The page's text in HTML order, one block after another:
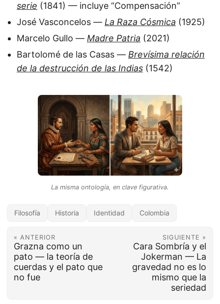
serie (1841) — incluye “Compensación”
José Vasconcelos — La Raza Cósmica (1925)
Marcelo Gullo — Madre Patria (2021)
Bartolomé de las Casas — Brevísima relación
de la destrucción de las Indias (1542)
La misma ontología, en clave figurativa.
Filosofía Historia Identidad Colombia
« ANTERIOR
Grazna como un
pato — la teoría de
cuerdas y el pato que
no fue
SIGUIENTE »
Cara Sombría y el
Jokerman — La
gravedad no es lo
mismo que la
seriedad